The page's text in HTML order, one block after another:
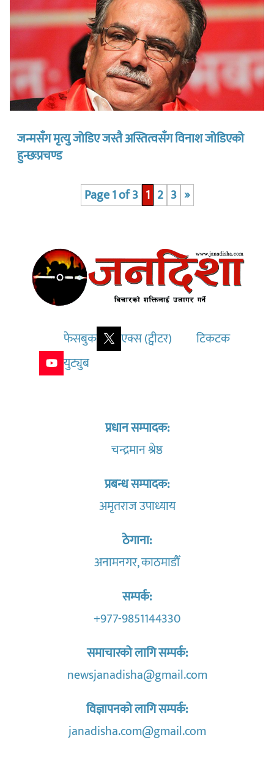
जन्मसँग मृत्यु जोडिए जस्तै अस्तित्वसँग विनाश जोडिएको
हुन्छःप्रचण्ड
Page 1 of 3 1 2 3 »
फेसबुक एक्स (ट्वीटर)
टिकटक
युट्युब
प्रधान सम्पादक:
चन्द्रमान श्रेष्ठ
प्रबन्ध सम्पादक:
अमृतराज उपाध्याय
ठेगाना:
अनामनगर, काठमाडौँ
सम्पर्क:
+977-9851144330
समाचारको लागि सम्पर्क:
newsjanadisha@gmail.com
विज्ञापनको लागि सम्पर्क:
janadisha.com@gmail.com